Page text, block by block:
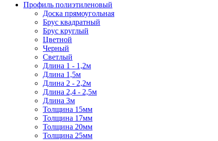
Профиль полиэтиленовый
Доска прямоугольная
Брус квадратный
Брус круглый
Цветной
Черный
Светлый
Длина 1 - 1,2м
Длина 1,5м
Длина 2 - 2,2м
Длина 2,4 - 2,5м
Длина 3м
Толщина 15мм
Толщина 17мм
Толщина 20мм
Толщина 25мм